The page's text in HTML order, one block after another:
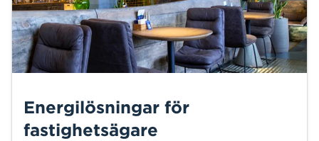
Energilösningar för
fastighetsägare